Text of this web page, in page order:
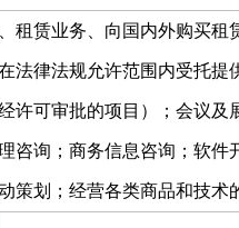
租赁业务、向国内外购买
法律法规允许范围内受托
许可审批的项目）；会议
咨询；商务信息咨询；软
策划；经营各类商品和技术